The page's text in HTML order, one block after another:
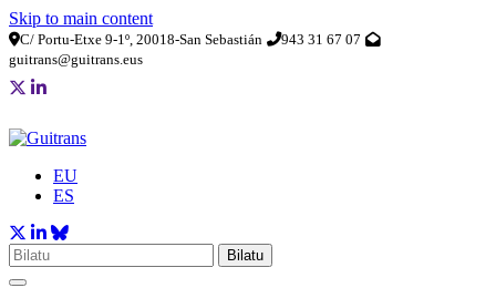
Skip to main content
C/ Portu-Etxe 9-1º, 20018-San Sebastián
943 31 67 07
guitrans@guitrans.eus
EU
ES
Bilatu